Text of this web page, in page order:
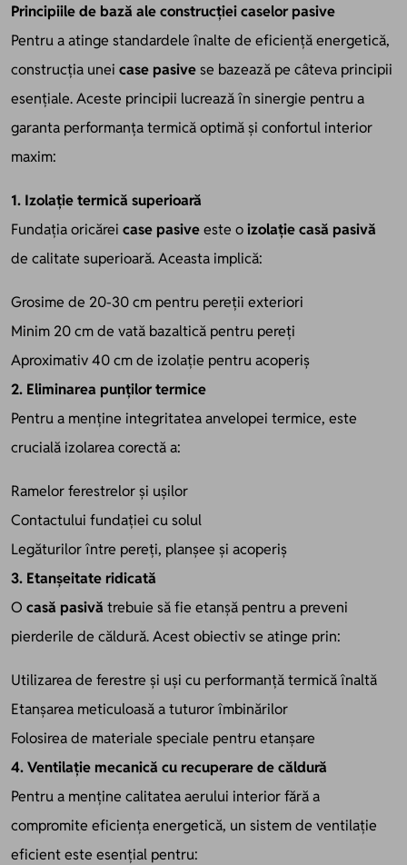
Principiile de bază ale construcției caselor pasive
Pentru a atinge standardele înalte de eficiență energetică,
construcția unei case pasivese bazează pe câteva principii
esențiale. Aceste principii lucrează în sinergie pentru a
garanta performanța termică optimă și confortul interior
maxim:
1. Izolație termică superioară
Fundația oricărei case pasiveeste oizolație casă pasivă
de calitate superioară. Aceasta implică:
Grosime de 20-30 cm pentru pereții exteriori
Minim 20 cm de vată bazaltică pentru pereți
Aproximativ 40 cm de izolație pentru acoperiș
2. Eliminarea punților termice
Pentru a menține integritatea anvelopei termice, este
crucială izolarea corectă a:
Ramelor ferestrelor și ușilor
Contactului fundației cu solul
Legăturilor între pereți, planșee și acoperiș
3. Etanșeitate ridicată
O casă pasivă trebuie să fie etanșă pentru a preveni
pierderile de căldură. Acest obiectiv se atinge prin:
Utilizarea de ferestre și uși cu performanță termică înaltă
Etanșarea meticuloasă a tuturor îmbinărilor
Folosirea de materiale speciale pentru etanșare
4. Ventilație mecanică cu recuperare de căldură
Pentru a menține calitatea aerului interior fără a
compromite eficiența energetică, un sistem de ventilație
eficient este esențial pentru: